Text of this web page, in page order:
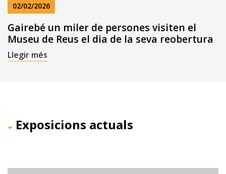
02/02/2026
Gairebé un miler de persones visiten el
Museu de Reus el dia de la seva reobertura
Llegir més
Exposicions actuals